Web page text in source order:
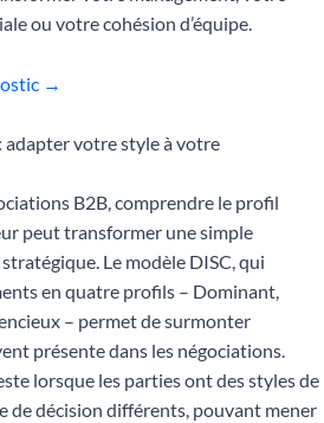
ou votre cohésion d’équipe.
→
adapter votre style à votre
B2B, comprendre le profil
peut transformer une simple
Le modèle DISC, qui
en quatre profils – Dominant,
– permet de surmonter
présente dans les négociations.
lorsque les parties ont des styles de
de décision différents, pouvant mener